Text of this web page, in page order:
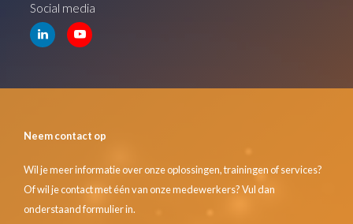
Social media
Neem contact op
Wil je meer informatie over onze oplossingen, trainingen of services?
Of wil je contact met één van onze medewerkers? Vul dan
onderstaand formulier in.